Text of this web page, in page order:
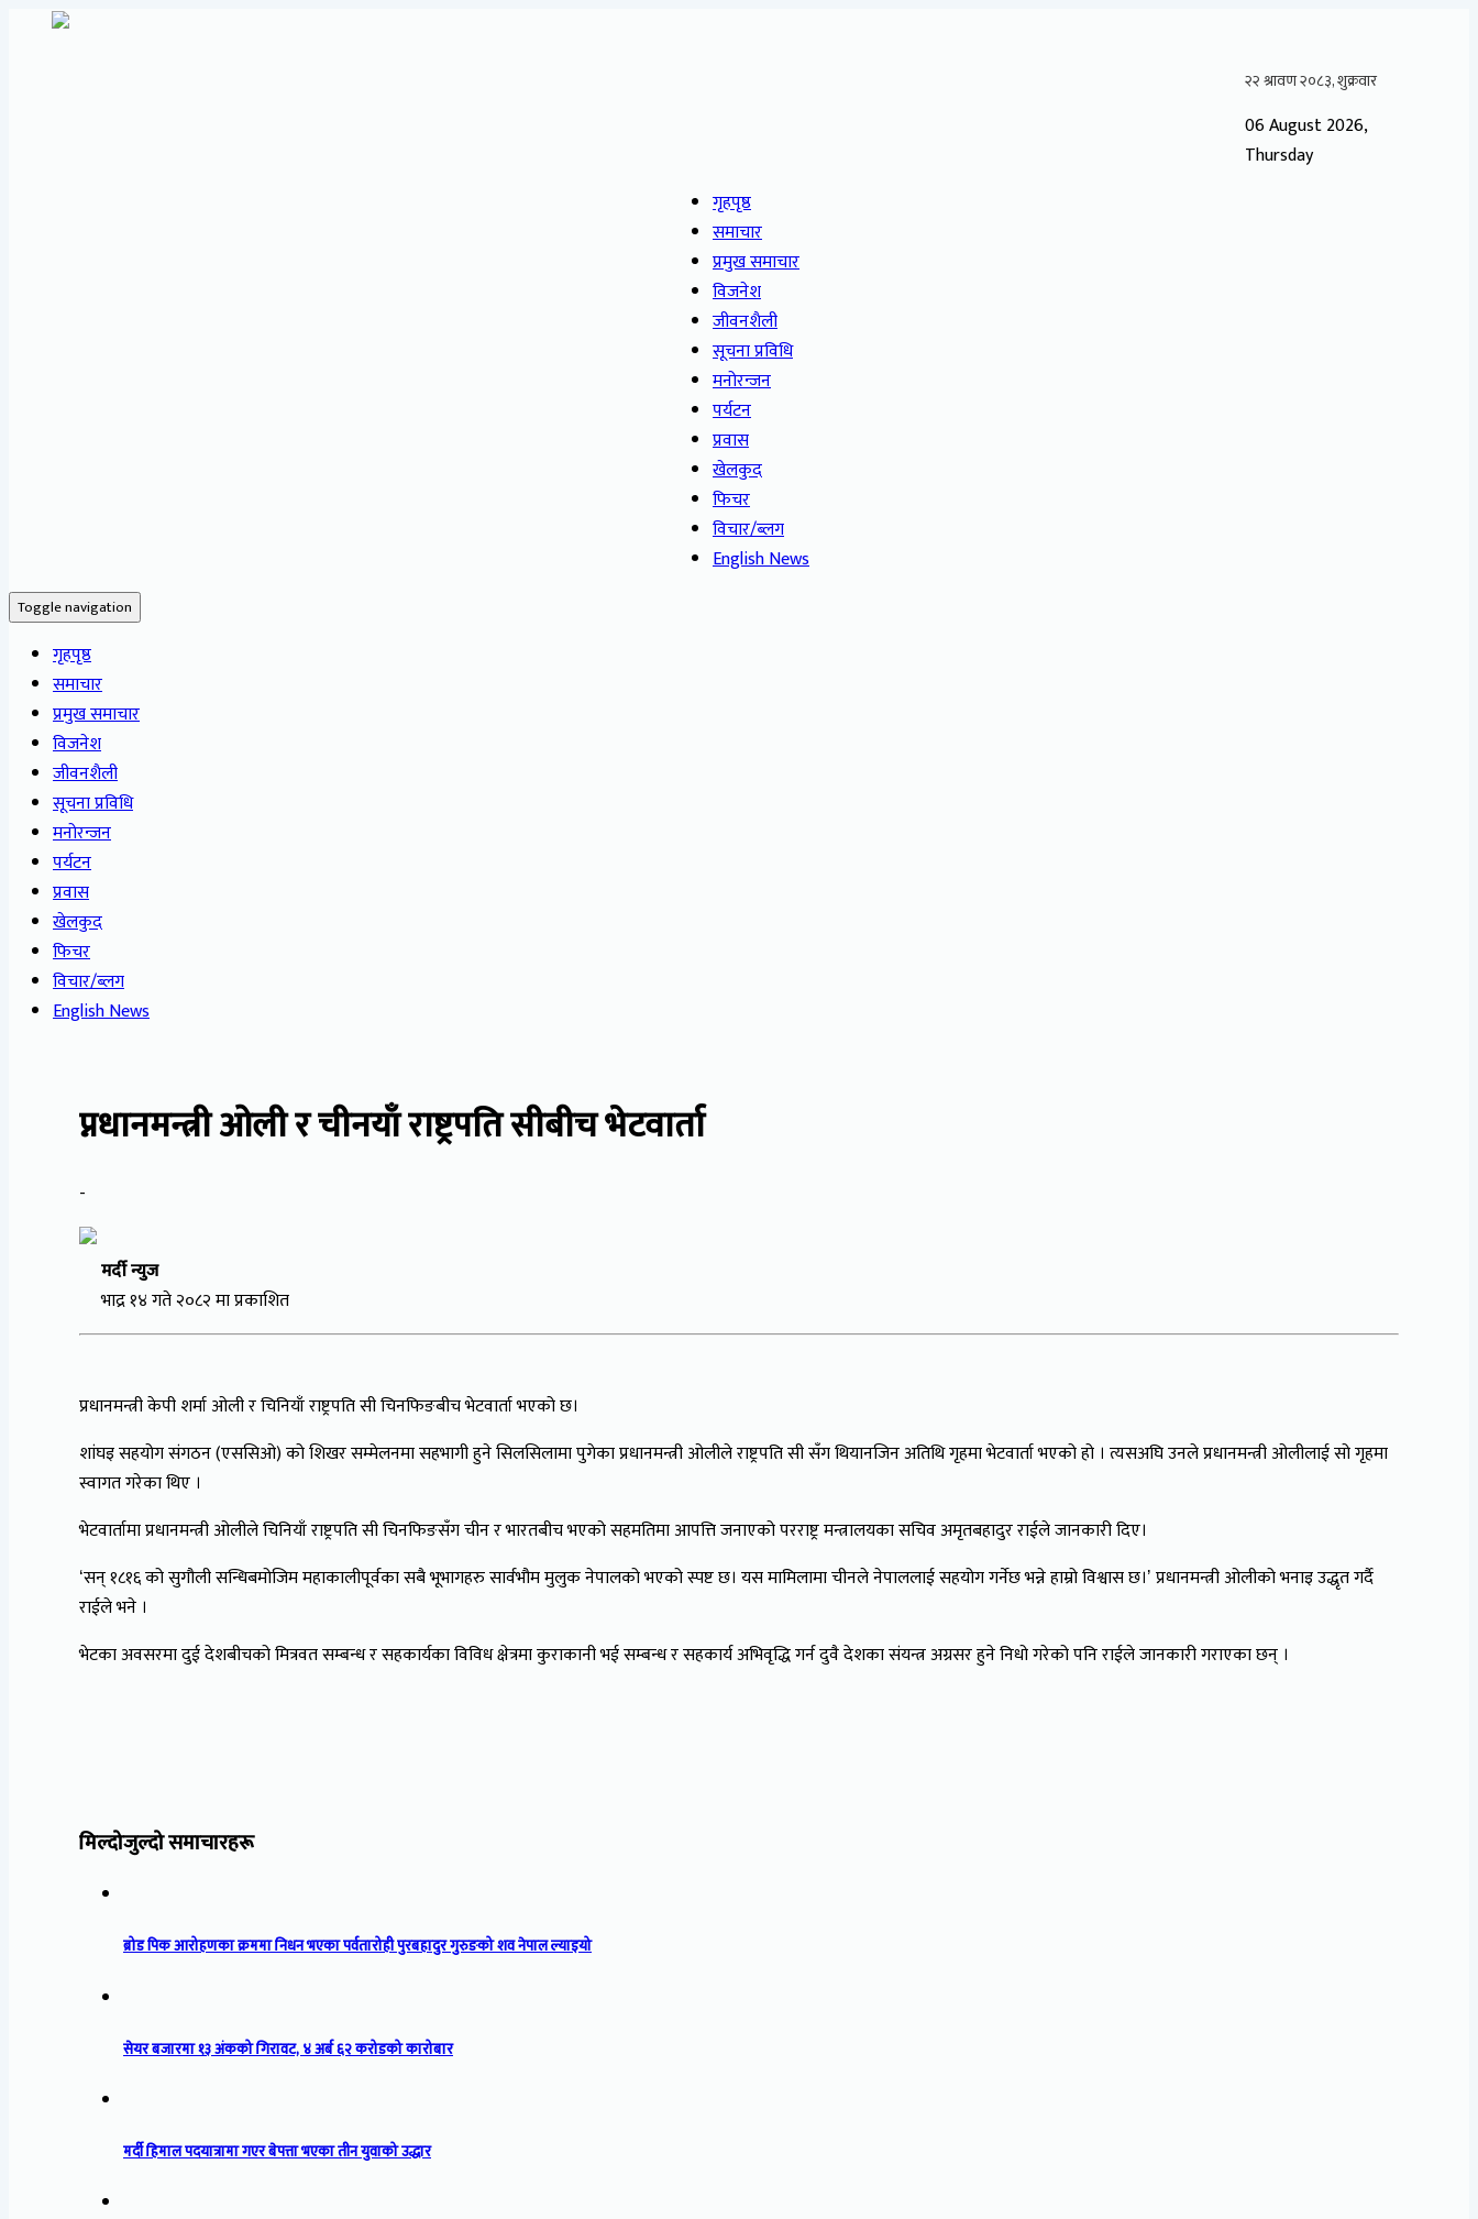
06 August 2026,
Thursday
गृहपृष्ठ
समाचार
प्रमुख समाचार
विजनेश
जीवनशैली
सूचना प्रविधि
मनोरन्जन
पर्यटन
प्रवास
खेलकुद
फिचर
विचार/ब्लग
English News
Toggle navigation
गृहपृष्ठ
समाचार
प्रमुख समाचार
विजनेश
जीवनशैली
सूचना प्रविधि
मनोरन्जन
पर्यटन
प्रवास
खेलकुद
फिचर
विचार/ब्लग
English News
प्नधानमन्त्री ओली र चीनयाँ राष्ट्रपति सीबीच भेटवार्ता
-
मर्दी न्युज
भाद्र १४ गते २०८२ मा प्रकाशित
प्रधानमन्त्री केपी शर्मा ओली र चिनियाँ राष्ट्रपति सी चिनफिङबीच भेटवार्ता भएको छ।
शांघइ सहयोग संगठन (एससिओ) को शिखर सम्मेलनमा सहभागी हुने सिलसिलामा पुगेका प्रधानमन्त्री ओलीले राष्ट्रपति सी सँग थियानजिन अतिथि गृहमा भेटवार्ता भएको हो । त्यसअघि उनलेप्रधानमन्त्री ओलीलाई सो गृहमा
स्वागत गरेका थिए ।
भेटवार्तामा प्रधानमन्त्री ओलीले चिनियाँ राष्ट्रपति सी चिनफिङसँग चीन र भारतबीच भएको सहमतिमा आपत्ति जनाएको परराष्ट्र मन्त्रालयका सचिव अमृतबहादुर राईले जानकारी दिए।
ʻसन् १८१६ को सुगौली सन्धिबमोजिम महाकालीपूर्वका सबै भूभागहरु सार्वभौम मुलुक नेपालको भएको स्पष्ट छ। यस मामिलामा चीनले नेपाललाई सहयोग गर्नेछ भन्ने हाम्रो विश्वास छ।ʼ प्रधानमन्त्री ओलीको भनाइ उद्धृत गर्दै
राईले भने ।
भेटका अवसरमा दुई देशबीचको मित्रवत सम्बन्ध र सहकार्यका विविध क्षेत्रमा कुराकानी भई सम्बन्ध र सहकार्य अभिवृद्धि गर्न दुवै देशका संयन्त्र अग्रसर हुने निधो गरेको पनि राईले जानकारी गराएका छन् ।
मिल्दोजुल्दो समाचारहरू
ब्रोड पिक आरोहणका क्रममा निधन भएका पर्वतारोही पुरबहादुर गुरुङको शव नेपाल ल्याइयो
सेयर बजारमा १३ अंकको गिरावट, ४ अर्ब ६२ करोडको कारोबार
मर्दी हिमाल पदयात्रामा गएर बेपत्ता भएका तीन युवाको उद्धार